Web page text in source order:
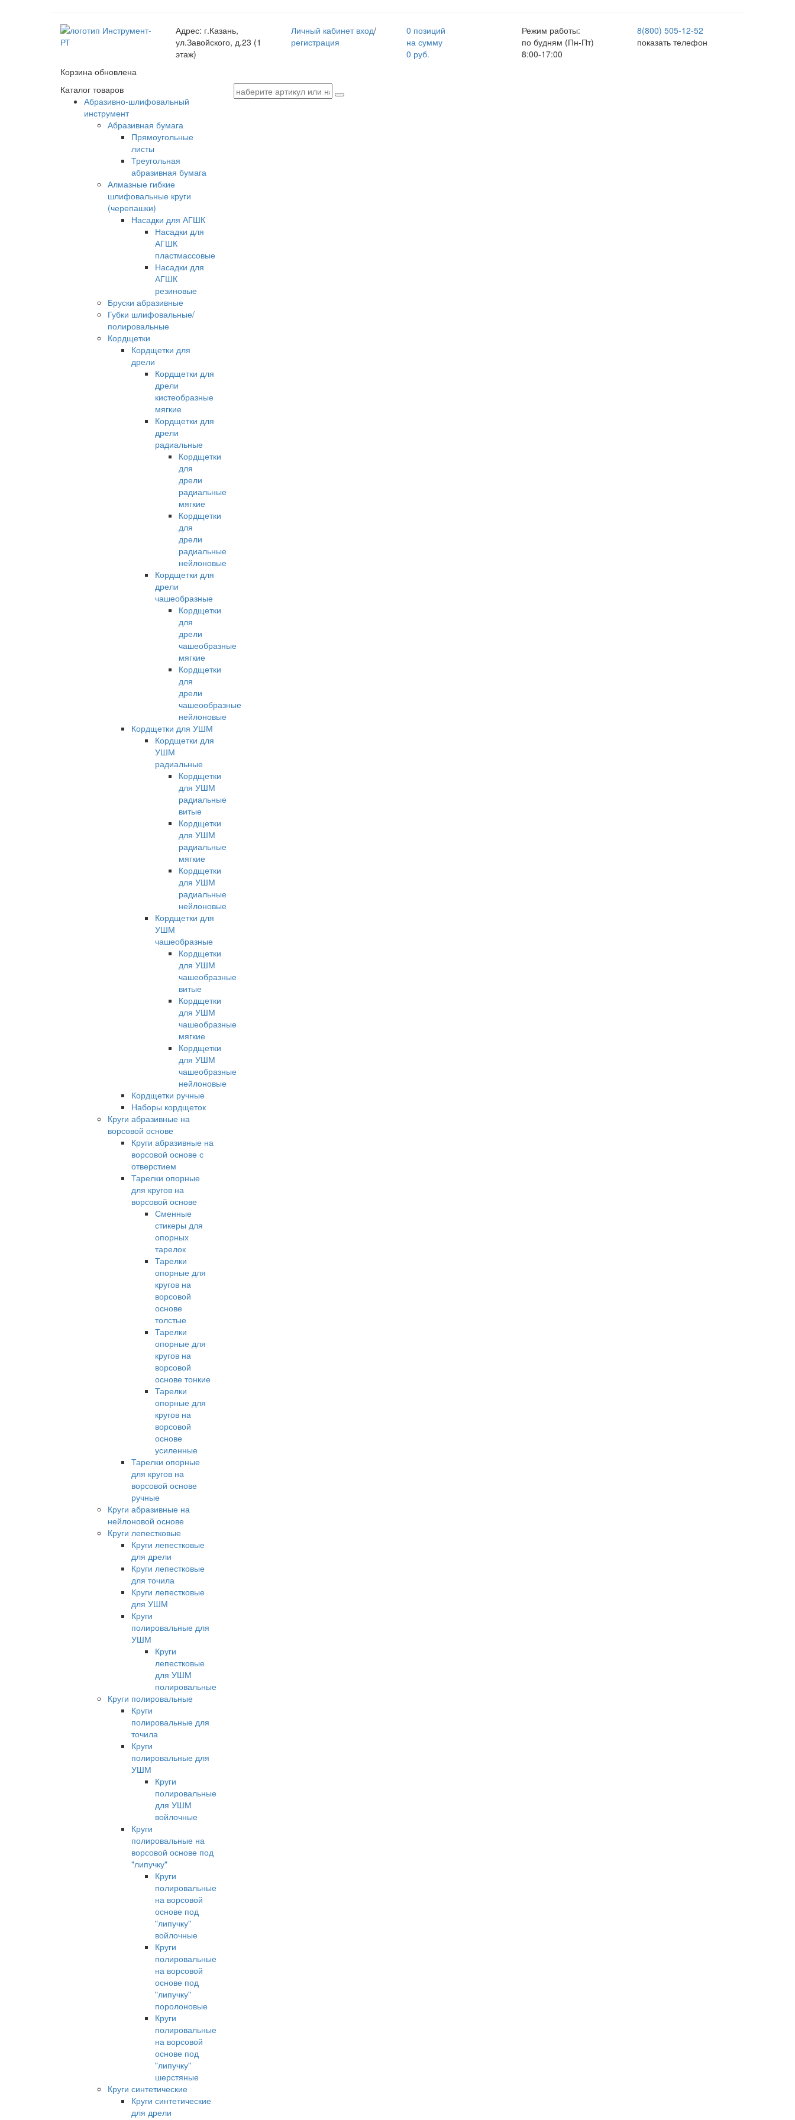
Адрес: г.Казань,
ул.Завойского, д.23 (1
этаж)
Личный кабинет вход/
регистрация
0 позиций
на сумму
0 руб.
Режим работы:
по будням (Пн-Пт)
8:00-17:00
8(800) 505-12-52
показать телефон
Корзина обновлена
Каталог товаров
Абразивно-шлифовальный
инструмент
Абразивная бумага
Прямоугольные
листы
Треугольная
абразивная бумага
Алмазные гибкие
шлифовальные круги
(черепашки)
Насадки для АГШК
Насадки для
АГШК
пластмассовые
Насадки для
АГШК
резиновые
Бруски абразивные
Губки шлифовальные/
полировальные
Кордщетки
Кордщетки для
дрели
Кордщетки для
дрели
кистеобразные
мягкие
Кордщетки для
дрели
радиальные
Кордщетки
для
дрели
радиальные
мягкие
Кордщетки
для
дрели
радиальные
нейлоновые
Кордщетки для
дрели
чашеобразные
Кордщетки
для
дрели
чашеобразные
мягкие
Кордщетки
для
дрели
чашеообразные
нейлоновые
Кордщетки для УШМ
Кордщетки для
УШМ
радиальные
Кордщетки
для УШМ
радиальные
витые
Кордщетки
для УШМ
радиальные
мягкие
Кордщетки
для УШМ
радиальные
нейлоновые
Кордщетки для
УШМ
чашеобразные
Кордщетки
для УШМ
чашеобразные
витые
Кордщетки
для УШМ
чашеобразные
мягкие
Кордщетки
для УШМ
чашеобразные
нейлоновые
Кордщетки ручные
Наборы кордщеток
Круги абразивные на
ворсовой основе
Круги абразивные на
ворсовой основе с
отверстием
Тарелки опорные
для кругов на
ворсовой основе
Сменные
стикеры для
опорных
тарелок
Тарелки
опорные для
кругов на
ворсовой
основе
толстые
Тарелки
опорные для
кругов на
ворсовой
основе тонкие
Тарелки
опорные для
кругов на
ворсовой
основе
усиленные
Тарелки опорные
для кругов на
ворсовой основе
ручные
Круги абразивные на
нейлоновой основе
Круги лепестковые
Круги лепестковые
для дрели
Круги лепестковые
для точила
Круги лепестковые
для УШМ
Круги
полировальные для
УШМ
Круги
лепестковые
для УШМ
полировальные
Круги полировальные
Круги
полировальные для
точила
Круги
полировальные для
УШМ
Круги
полировальные
для УШМ
войлочные
Круги
полировальные на
ворсовой основе под
"липучку"
Круги
полировальные
на ворсовой
основе под
"липучку"
войлочные
Круги
полировальные
на ворсовой
основе под
"липучку"
поролоновые
Круги
полировальные
на ворсовой
основе под
"липучку"
шерстяные
Круги синтетические
Круги синтетические
для дрели